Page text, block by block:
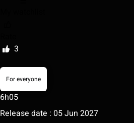
3
For everyone
6h05
Release date : 05 Jun 2027